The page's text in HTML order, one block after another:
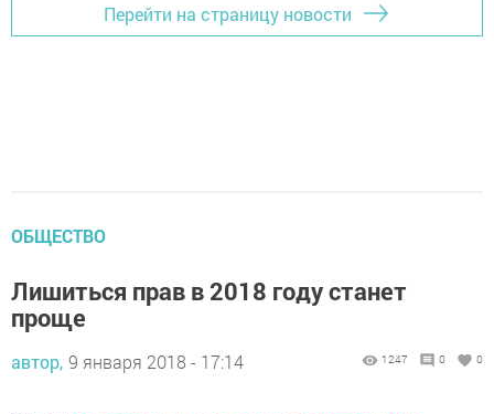
Перейти на страницу новости
ОБЩЕСТВО
Лишиться прав в 2018 году станет
проще
автор, 9 января 2018 - 17:14 1247 0 0